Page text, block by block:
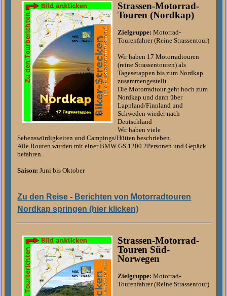
Strassen-Motorrad-
Touren (Nordkap)
Zielgruppe:Motorrad-
Tourenfahrer (Reine Strassentour)
Wir haben 17 Motorradtouren
(reine Strassentouren) als
Tagesetappen bis zum Nordkap
zusammengestellt.
Die Motorradtour geht hoch zum
Nordkap und dann über
Lappland/Finnland und
Schweden wieder nach
Deutschland
Wir haben viele
Sehenswürdigkeiten und Campings/Hütten beschrieben.
Alle Routen wurden mit einer BMW GS 1200 2Personen und Gepäck
befahren.
Saison:Juni bis Oktober
Zu den Reise - Berichten von Motorradtouren
Nordkap springen (hier klicken)
Strassen-Motorrad-
Touren Süd-
Norwegen
Zielgruppe:Motorrad-
Tourenfahrer (Reine Strassentour)